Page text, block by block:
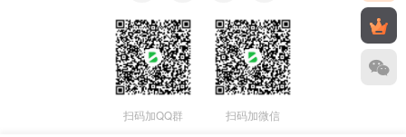
扫码加QQ群 扫码加微信